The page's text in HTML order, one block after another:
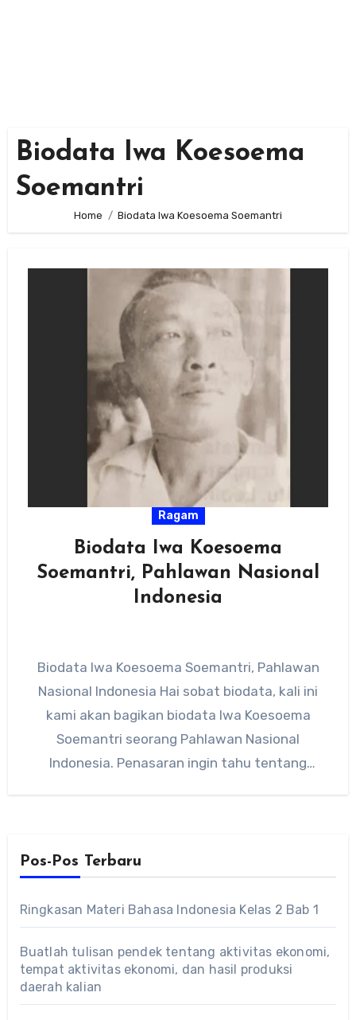
Biodata Iwa Koesoema
Soemantri
Home Biodata Iwa Koesoema Soemantri
Ragam
Biodata Iwa Koesoema
Soemantri, Pahlawan Nasional
Indonesia
Biodata Iwa Koesoema Soemantri, Pahlawan
Nasional Indonesia Hai sobat biodata, kali ini
kami akan bagikan biodata Iwa Koesoema
Soemantri seorang Pahlawan Nasional
Indonesia. Penasaran ingin tahu tentang
Pos-Pos Terbaru
Ringkasan Materi Bahasa Indonesia Kelas 2 Bab 1
Buatlah tulisan pendek tentang aktivitas ekonomi,
tempat aktivitas ekonomi, dan hasil produksi
daerah kalian